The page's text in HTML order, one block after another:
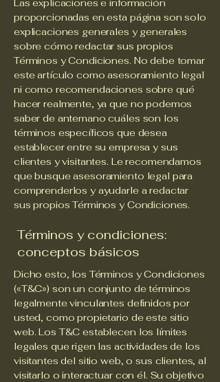
Las explicaciones e información
proporcionadas en esta página son solo
explicaciones generales y generales
sobre cómo redactar sus propios
Términos y Condiciones. No debe tomar
este artículo como asesoramiento legal
ni como recomendaciones sobre qué
hacer realmente, ya que no podemos
saber de antemano cuáles son los
términos específicos que desea
establecer entre su empresa y sus
clientes y visitantes. Le recomendamos
que busque asesoramiento legal para
comprenderlos y ayudarle a redactar
sus propios Términos y Condiciones.
Términos y condiciones:
conceptos básicos
Dicho esto, los Términos y Condiciones
(«T&C») son un conjunto de términos
legalmente vinculantes definidos por
usted, como propietario de este sitio
web. Los T&C establecen los límites
legales que rigen las actividades de los
visitantes del sitio web, o sus clientes, al
visitarlo o interactuar con él. Su objetivo